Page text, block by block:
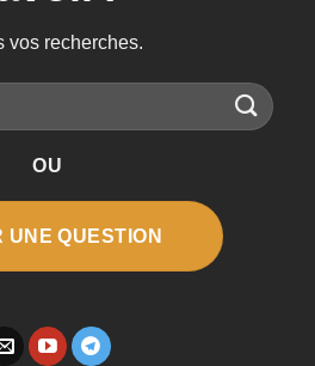
vos recherches.
OU
UNE QUESTION